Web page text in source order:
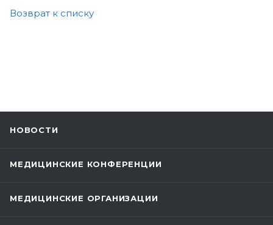
Возврат к списку
НОВОСТИ
МЕДИЦИНСКИЕ КОНФЕРЕНЦИИ
МЕДИЦИНСКИЕ ОРГАНИЗАЦИИ